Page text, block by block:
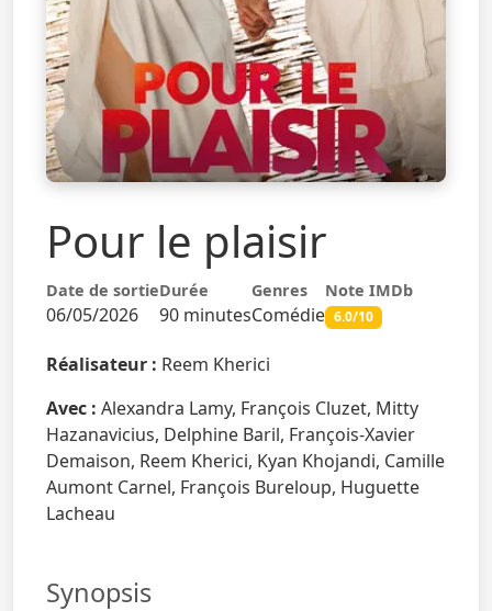
Pour le plaisir
Date de sortie
06/05/2026
Durée
90 minutes
Genres
Comédie
Note IMDb
6.0/10
Réalisateur : Reem Kherici
Avec : Alexandra Lamy, François Cluzet, Mitty
Hazanavicius, Delphine Baril, François-Xavier
Demaison, Reem Kherici, Kyan Khojandi, Camille
Aumont Carnel, François Bureloup, Huguette
Lacheau
Synopsis